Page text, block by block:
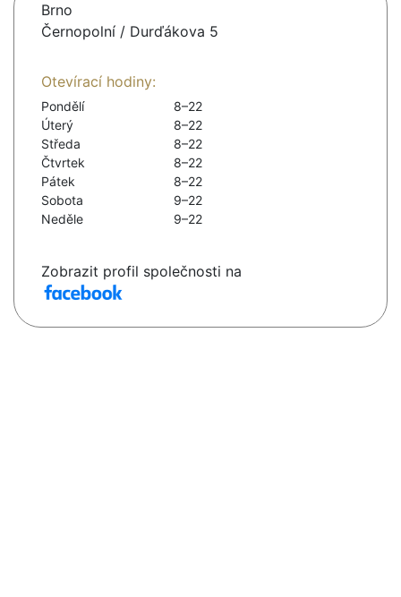
Brno
Černopolní / Durďákova 5
Otevírací hodiny:
Pondělí
8–22
Úterý
8–22
Středa
8–22
Čtvrtek
8–22
Pátek
8–22
Sobota
9–22
Neděle
9–22
Zobrazit profil společnosti na